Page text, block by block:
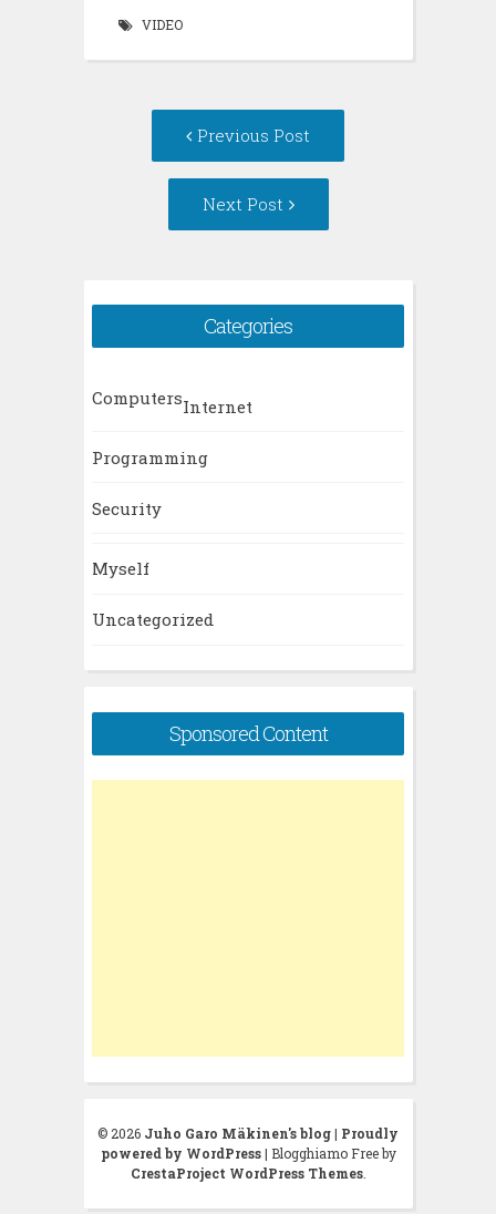
VIDEO
navigationPrevious Post
Next Post
Categories
ComputersInternet
Programming
Security
Myself
Uncategorized
Sponsored Content
© 2026 Juho Garo Mäkinen's blog| Proudly
powered by WordPress | Blogghiamo Free by
CrestaProject WordPress Themes.